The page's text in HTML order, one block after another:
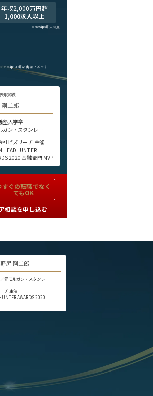
年収2,000万円超
1,000求人以上
※2025年9月末時点
※2024年1-12月の実績に基づく
取締役
二郎
塾大学卒
ガン・スタンレー
社ビズリーチ 主催
HEADHUNTER
2020 金融部門 MVP
すぐの転職でなく
てもOK
相談を申し込む
野尻 剛二郎
元モルガン・スタンレー
チ 主催
AWARDS 2020